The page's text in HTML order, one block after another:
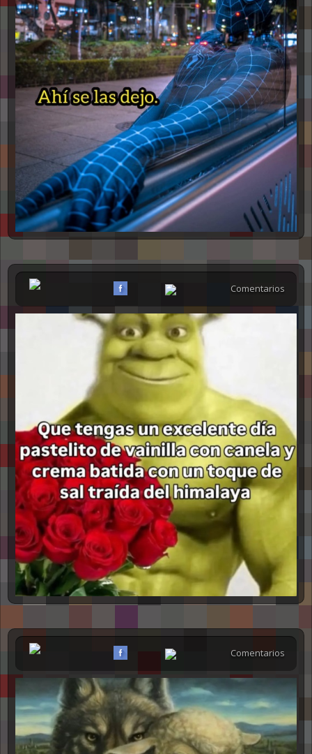
Comentarios
Comentarios